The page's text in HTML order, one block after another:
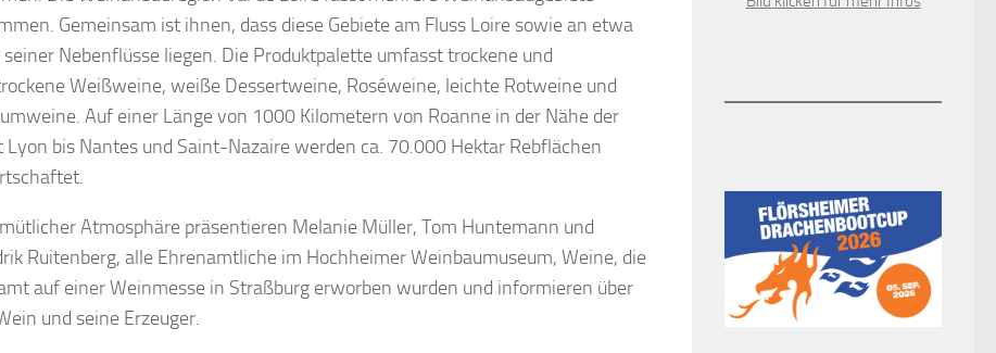
Gemeinsam ist ihnen, dass diese Gebiete am Fluss Loire sowie an etwa
Nebenflüsse liegen. Die Produktpalette umfasst trockene und
Weißweine, weiße Dessertweine, Roséweine, leichte Rotweine und
Auf einer Länge von 1000 Kilometern von Roanne in der Nähe der
Lyon bis Nantes und Saint-Nazaire werden ca. 70.000 Hektar Rebflächen
Atmosphäre präsentieren Melanie Müller, Tom Huntemann und
Ruitenberg, alle Ehrenamtliche im Hochheimer Weinbaumuseum, Weine, die
auf einer Weinmesse in Straßburg erworben wurden und informieren über
und seine Erzeuger.